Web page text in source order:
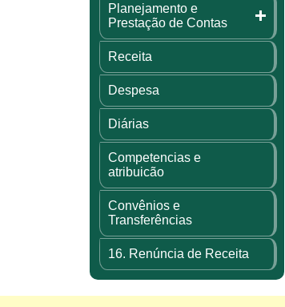
Planejamento e
Prestação de Contas
Receita
Despesa
Diárias
Competencias e
atribuicão
Convênios e
Transferências
16. Renúncia de Receita